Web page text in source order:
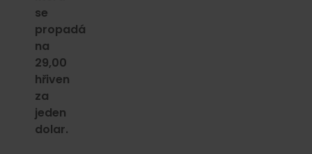
se
propadá
na
29,00
hřiven
za
jeden
dolar.